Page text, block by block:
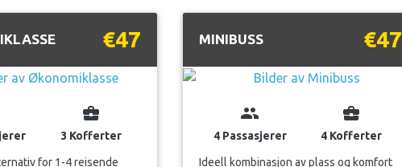
€47
business_center
3 Kofferter
for 1-4 reisende
MINIBUSS €47
group
4 Passasjerer
business_center
4 Kofferter
Ideell kombinasjon av plass og komfort